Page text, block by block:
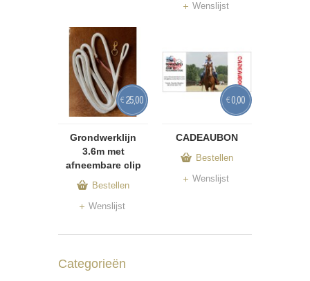
Wenslijst
Grondwerklijn
3.6m met
afneembare clip
€25,00
Bestellen
Wenslijst
CADEAUBON
€0,00
Bestellen
Wenslijst
Categorieën